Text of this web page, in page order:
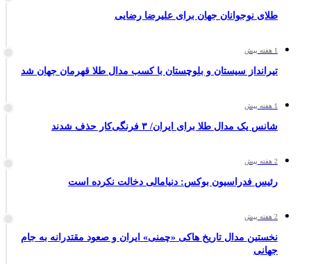
طلای نوجوانان جهان برای علیرضا رضایی
1 هفته پیش
تیرانداز سیستان و بلوچستان با کسب مدال طلا قهرمان جهان شد
1 هفته پیش
شانس یک مدال طلا برای ایران/ ۳ فرنگی‌کار حذف شدند
2 هفته پیش
رئیس فدراسیون بوکس: دنیامالی دخالت نکرده است
2 هفته پیش
نخستین مدال تاریخ هاکی «چمنی» ایران و صعود مقتدرانه به جام
جهانی